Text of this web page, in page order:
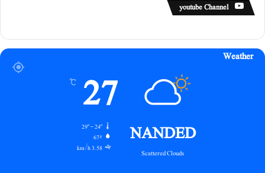
youtube Channel
Weather
NANDED
Scattered Clouds
27
℃
29º - 24º
67%
3.58 km/h